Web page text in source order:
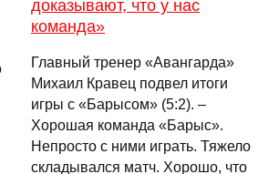
доказывают, что у нас
команда»
Главный тренер «Авангарда»
Михаил Кравец подвел итоги
игры с «Барысом» (5:2). –
Хорошая команда «Барыс».
Непросто с ними играть. Тяжело
складывался матч. Хорошо, что